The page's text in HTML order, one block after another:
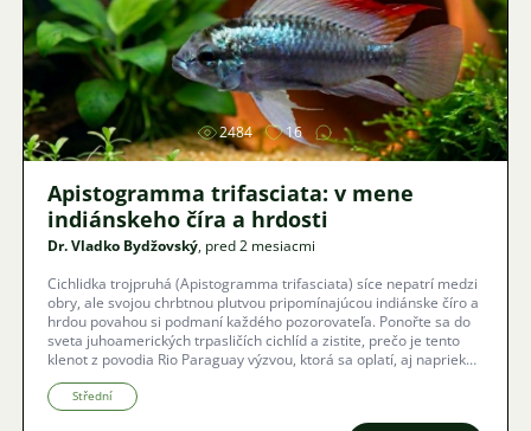
Obrázok
2484 16
Apistogramma trifasciata: v mene
indiánskeho číra a hrdosti
Dr. Vladko Bydžovský, pred 2 mesiacmi
Cichlidka trojpruhá (Apistogramma trifasciata) síce nepatrí medzi
obry, ale svojou chrbtnou plutvou pripomínajúcou indiánske číro a
hrdou povahou si podmaní každého pozorovateľa. Ponořte sa do
sveta juhoamerických trpasličích cichlíd a zistite, prečo je tento
klenot z povodia Rio Paraguay výzvou, ktorá sa oplatí, aj napriek
jeho pomalšiemu rastu a špecifickým nárokom na čistotu vody.
Střední